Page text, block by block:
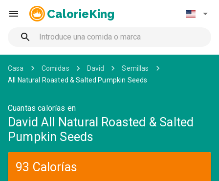
CalorieKing
Casa Comidas David
Semillas
All Natural Roasted & Salted Pumpkin Seeds
Cuantas calorías en
David All Natural Roasted & Salted
Pumpkin Seeds
93 Calorías